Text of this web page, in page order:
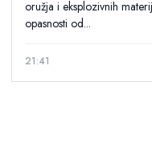
oružja i eksplozivnih
opasnosti od...
21:41